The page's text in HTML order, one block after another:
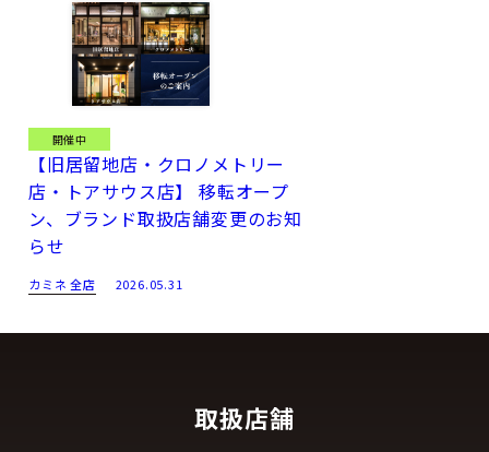
開催中
【旧居留地店・クロノメトリー
店・トアサウス店】 移転オープ
ン、ブランド取扱店舗変更のお知
らせ
カミネ 全店 2026.05.31
取扱店舗